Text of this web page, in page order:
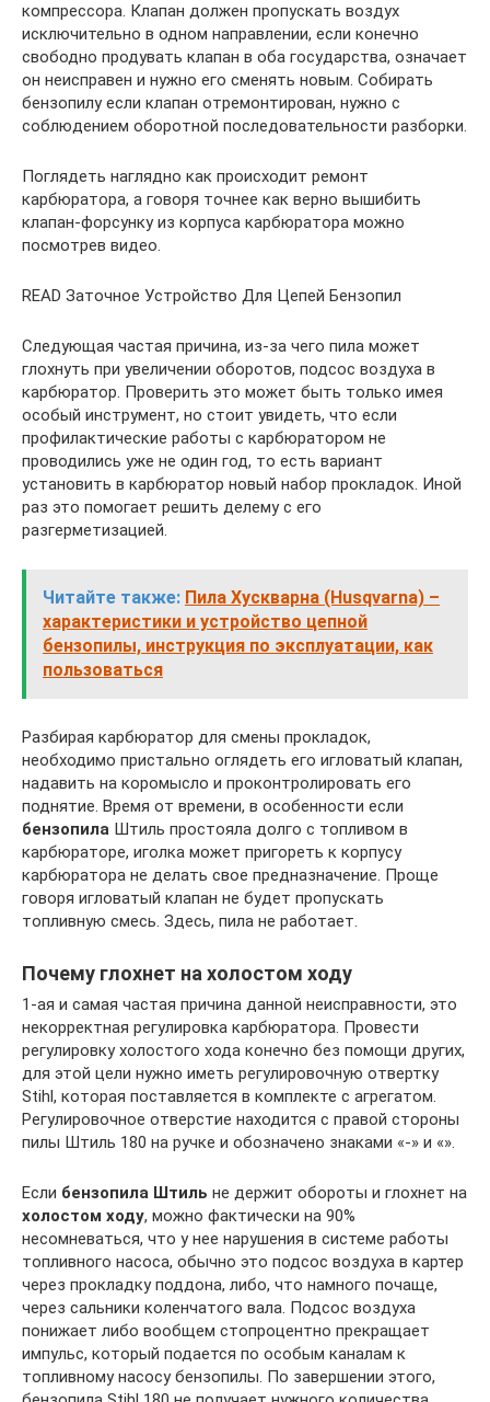
компрессора. Клапан должен пропускать воздух
исключительно в одном направлении, если конечно
свободно продувать клапан в оба государства, означает
он неисправен и нужно его сменять новым. Собирать
бензопилу если клапан отремонтирован, нужно с
соблюдением оборотной последовательности разборки.
Поглядеть наглядно как происходит ремонт
карбюратора, а говоря точнее как верно вышибить
клапан-форсунку из корпуса карбюратора можно
посмотрев видео.
READ Заточное Устройство Для Цепей Бензопил
Следующая частая причина, из-за чего пила может
глохнуть при увеличении оборотов, подсос воздуха в
карбюратор. Проверить это может быть только имея
особый инструмент, но стоит увидеть, что если
профилактические работы с карбюратором не
проводились уже не один год, то есть вариант
установить в карбюратор новый набор прокладок. Иной
раз это помогает решить делему с его
разгерметизацией.
Читайте также: Пила Хускварна (Husqvarna) –
характеристики и устройство цепной
бензопилы, инструкция по эксплуатации, как
пользоваться
Разбирая карбюратор для смены прокладок,
необходимо пристально оглядеть его игловатый клапан,
надавить на коромысло и проконтролировать его
поднятие. Время от времени, в особенности если
бензопила Штиль простояла долго с топливом в
карбюраторе, иголка может пригореть к корпусу
карбюратора не делать свое предназначение. Проще
говоря игловатый клапан не будет пропускать
топливную смесь. Здесь, пила не работает.
Почему глохнет на холостом ходу
1-ая и самая частая причина данной неисправности, это
некорректная регулировка карбюратора. Провести
регулировку холостого хода конечно без помощи других,
для этой цели нужно иметь регулировочную отвертку
Stihl, которая поставляется в комплекте с агрегатом.
Регулировочное отверстие находится с правой стороны
пилы Штиль 180 на ручке и обозначено знаками «-» и «».
Если бензопила Штиль не держит обороты и глохнет на
холостом ходу, можно фактически на 90%
несомневаться, что у нее нарушения в системе работы
топливного насоса, обычно это подсос воздуха в картер
через прокладку поддона, либо, что намного почаще,
через сальники коленчатого вала. Подсос воздуха
понижает либо вообщем стопроцентно прекращает
импульс, который подается по особым каналам к
топливному насосу бензопилы. По завершении этого,